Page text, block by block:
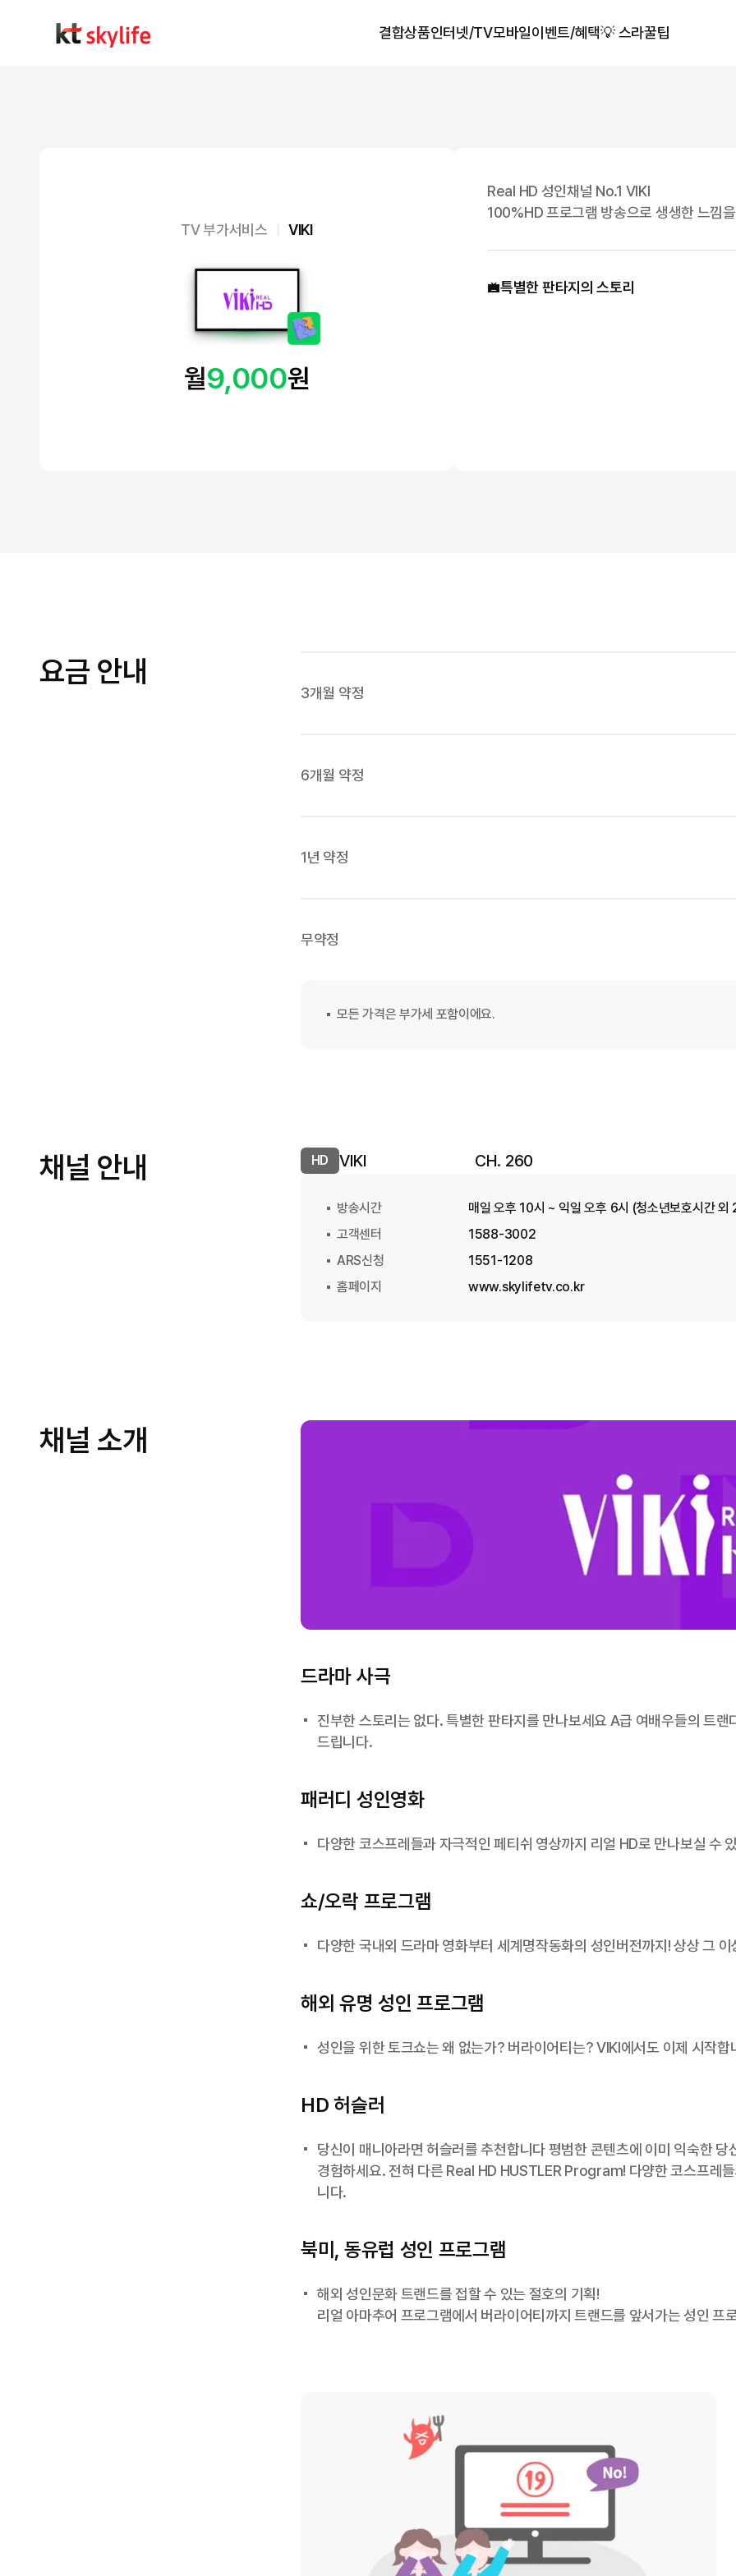
결합상품인터넷/TV모바일이벤트/혜택💡 스라꿀팁
TV 부가서비스 VIKI
월9,000원
Real HD 성인채널 No.1 VIKI
100%HD 프로그램 방송으로 생생한 느낌
특별한 판타지의 스토리
요금 안내
3개월 약정
6개월 약정
1년 약정
무약정
모든 가격은 부가세 포함이에요.
채널 안내 HD VIKI CH. 260
방송시간
매일 오후 10시 ~ 익일 오후 6시 (청소년보호시간 외
고객센터
1588-3002
ARS신청
1551-1208
홈페이지
www.skylifetv.co.kr
채널 소개
드라마 사극
진부한 스토리는 없다. 특별한 판타지를 만나보세요 A급 여배우들의 트
드립니다.
패러디 성인영화
다양한 코스프레들과 자극적인 페티쉬 영상까지 리얼 HD로 만나보실 수
쇼/오락 프로그램
다양한 국내외 드라마 영화부터 세계명작동화의 성인버전까지! 상상 그
해외 유명 성인 프로그램
성인을 위한 토크쇼는 왜 없는가? 버라이어티는? VIKI에서도 이제 시작
HD 허슬러
당신이 매니아라면 허슬러를 추천합니다 평범한 콘텐츠에 이미 익숙한
경험하세요. 전혀 다른 Real HD HUSTLER Program! 다양한 코스프레
니다.
북미, 동유럽 성인 프로그램
해외 성인문화 트랜드를 접할 수 있는 절호의 기획!
리얼 아마추어 프로그램에서 버라이어티까지 트랜드를 앞서가는 성인 프